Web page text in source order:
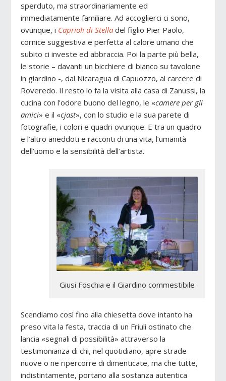
sperduto, ma straordinariamente ed
immediatamente familiare. Ad accoglierci ci sono,
ovunque, i Caprioli di Stella del figlio Pier Paolo,
cornice suggestiva e perfetta al calore umano che
subito ci investe ed abbraccia. Poi la parte più bella,
le storie – davanti un bicchiere di bianco su tavolone
in giardino -, dal Nicaragua di Capuozzo, al carcere di
Roveredo. Il resto lo fa la visita alla casa di Zanussi, la
cucina con l’odore buono del legno, le «camere per gli
amici» e il «cjast», con lo studio e la sua parete di
fotografie, i colori e quadri ovunque. E tra un quadro
e l’altro aneddoti e racconti di una vita, l’umanità
dell’uomo e la sensibilità dell’artista.
Giusi Foschia e il Giardino commestibile
Scendiamo così fino alla chiesetta dove intanto ha
preso vita la festa, traccia di un Friuli ostinato che
lancia «segnali di possibilità» attraverso la
testimonianza di chi, nel quotidiano, apre strade
nuove o ne ripercorre di dimenticate, ma che tutte,
indistintamente, portano alla sostanza autentica